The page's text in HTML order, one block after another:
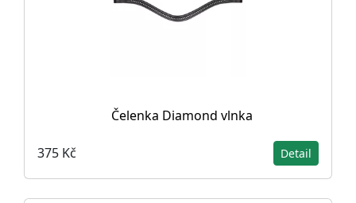
Čelenka Diamond vlnka
375 Kč Detail